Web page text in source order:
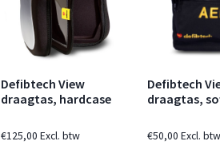
Defibtech View
draagtas, hardcase
€125,00 Excl. btw
Defibtech
draagtas,
€50,00 Excl. btw